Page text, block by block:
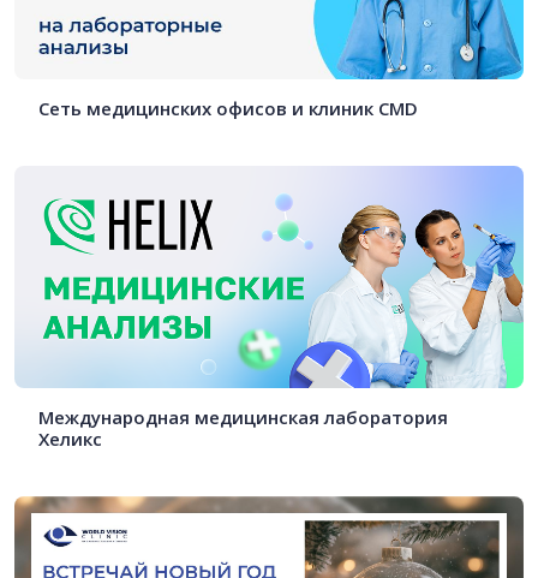
Сеть медицинских офисов и клиник CMD
Международная медицинская лаборатория
Хеликс